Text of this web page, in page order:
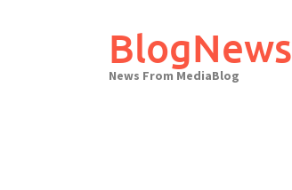
BlogNews
News From MediaBlog